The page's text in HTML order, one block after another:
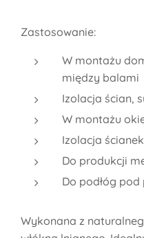
Zastosowanie:
W montażu
między balami
Izolacja ścian,
W montażu
Izolacja
Do produkcji
Do podłóg
Wykonana z